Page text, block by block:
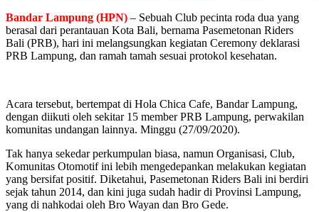
Bandar Lampung (HPN) – Sebuah Club pecinta roda dua yang
berasal dari perantauan Kota Bali, bernama Pasemetonan Riders
Bali (PRB), hari ini melangsungkan kegiatan Ceremony deklarasi
PRB Lampung, dan ramah tamah sesuai protokol kesehatan.
Acara tersebut, bertempat di Hola Chica Cafe, Bandar Lampung,
dengan diikuti oleh sekitar 15 member PRB Lampung, perwakilan
komunitas undangan lainnya. Minggu (27/09/2020).
Tak hanya sekedar perkumpulan biasa, namun Organisasi, Club,
Komunitas Otomotif ini lebih mengedepankan melakukan kegiatan
yang bersifat positif. Diketahui, Pasemetonan Riders Bali ini berdiri
sejak tahun 2014, dan kini juga sudah hadir di Provinsi Lampung,
yang di nahkodai oleh Bro Wayan dan Bro Gede.